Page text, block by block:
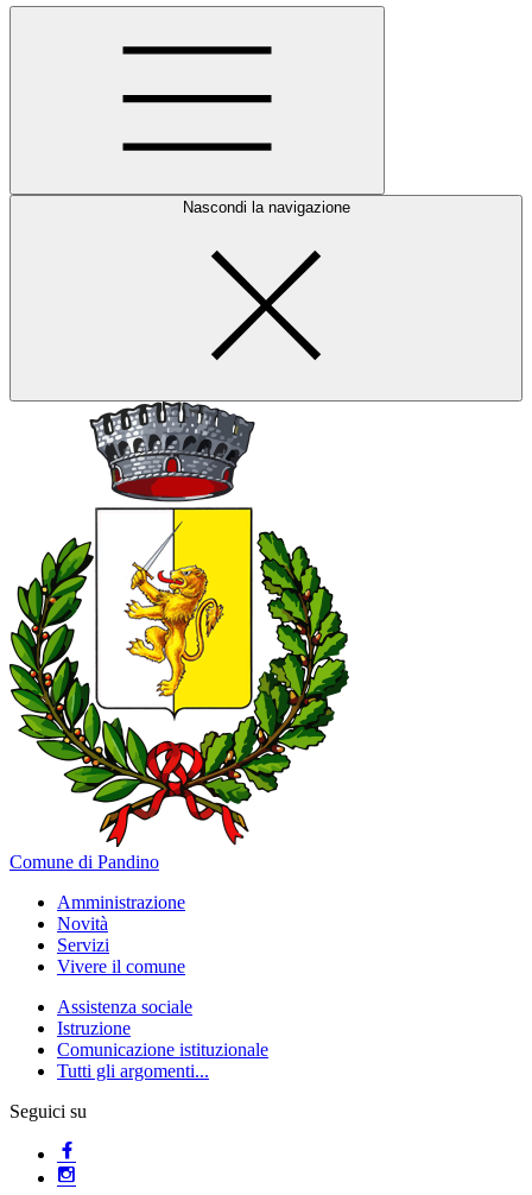
Nascondi la navigazione
Comune di Pandino
Amministrazione
Novità
Servizi
Vivere il comune
Assistenza sociale
Istruzione
Comunicazione istituzionale
Tutti gli argomenti...
Seguici su